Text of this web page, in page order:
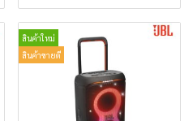
สินค้าใหม่
สินค้าขายดี